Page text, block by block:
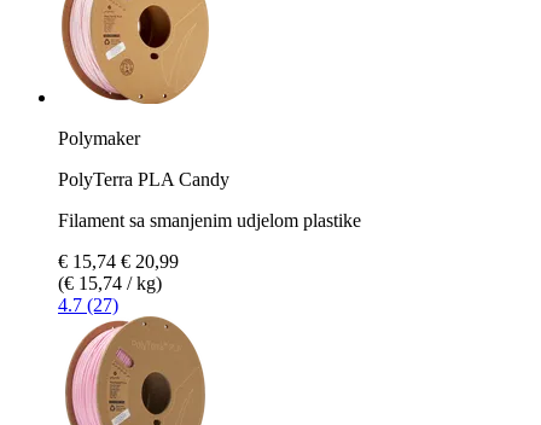
Polymaker
PolyTerra PLA Candy
Filament sa smanjenim udjelom plastike
€ 15,74 € 20,99
(€ 15,74 / kg)
4.7 (27)